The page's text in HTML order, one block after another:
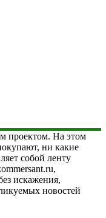
проектом. На этом
ни какие
собой ленту
искажения,
новостей